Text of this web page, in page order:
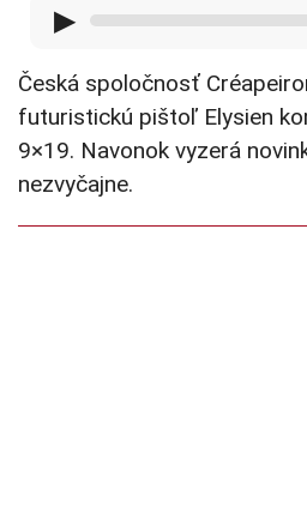
▶
Česká spoločnosť
futuristickú pištoľ Elysien
9×19. Navonok vyzerá
nezvyčajne.